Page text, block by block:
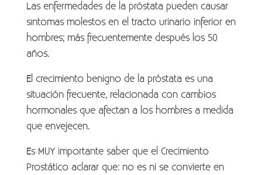
Las enfermedades de la próstata pueden causar
síntomas molestos en el tracto urinario inferior en
hombres; más frecuentemente después los 50
años.
El crecimiento benigno de la próstata es una
situación frecuente, relacionada con cambios
hormonales que afectan a los hombres a medida
que envejecen.
Es MUY importante saber que el Crecimiento
Prostático aclarar que: no es ni se convierte en